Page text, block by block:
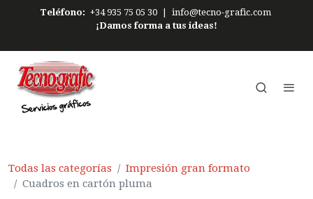
Teléfono: +34 935 75 05 30
info@tecno-grafic.com
¡Damos forma a tus ideas!
Todas las categorías
Impresión gran formato
Cuadros en cartón pluma